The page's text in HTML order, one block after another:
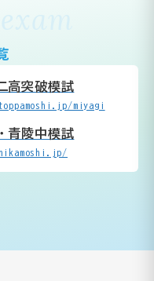
高突破模試
miyagi
青陵中模試